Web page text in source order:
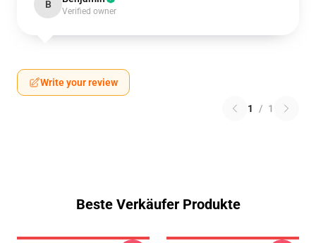
B
Verified owner
Write your review
1 / 1
Beste Verkäufer Produkte